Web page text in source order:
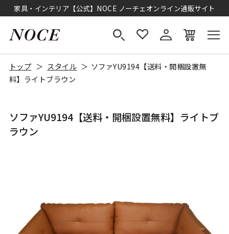
家具・インテリア【公式】NOCE ノーチェオンライン通販サイト
トップ スタイル
ソファYU9194【送料・開梱設置無
料】ライトブラウン
ソファYU9194【送料・開梱設置無料】ライトブ
ラウン